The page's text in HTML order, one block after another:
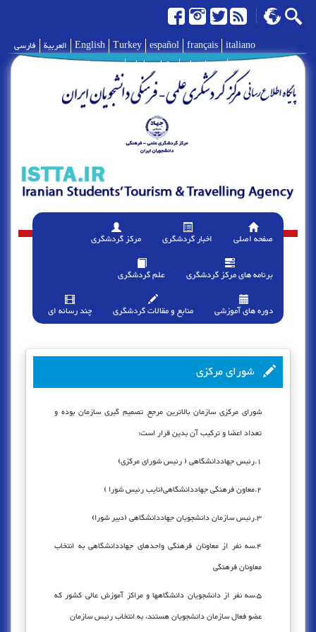
فارسی العربية English Turkey español français italiano
درباره ما | تماس با ما | پیوند ها |
صفحه اصلی اخبار گردشگری مرکز گردشگری
برنامه های مرکز گردشگری علم گردشگری
دوره های آموزشی منابع و مقالات گردشگری چند رسانه ای
شورای مرکزی
شورای مرکزی سازمان بالاترین مرجع تصمیم گیری سازمان بوده و
تعداد اعضا و ترکیب آن بدین قرار است:
1.رئیس جهاددانشگاهی ( رئیس شورای مرکزی)
2.معاون فرهنگی جهاددانشگاهی(نایب رئیس شورا )
3.رئیس سازمان دانشجویان جهاددانشگاهی (دبیر شورا)
4.سه نفر از معاونان فرهنگی واحدهای جهاددانشگاهی به انتخاب
معاونان فرهنگی
5.سه نفر از دانشجویان دانشگاهها و مراکز آموزش عالی کشور که
عضو فعال سازمان دانشجویان هستند، به انتخاب رئیس سازمان